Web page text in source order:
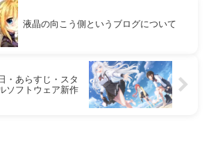
液晶の向こう側というブログについて
・あらすじ・スタ
ソフトウェア新作